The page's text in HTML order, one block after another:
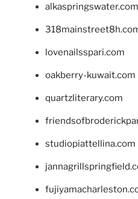
alkaspringswater.com
lovenailsspari.com
oakberry-kuwait.com
quartzliterary.com
studiopiattellina.com